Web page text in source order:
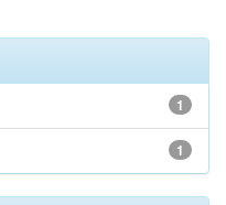
1
1